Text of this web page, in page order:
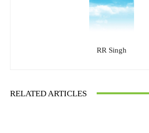
RR Singh
RELATED ARTICLES